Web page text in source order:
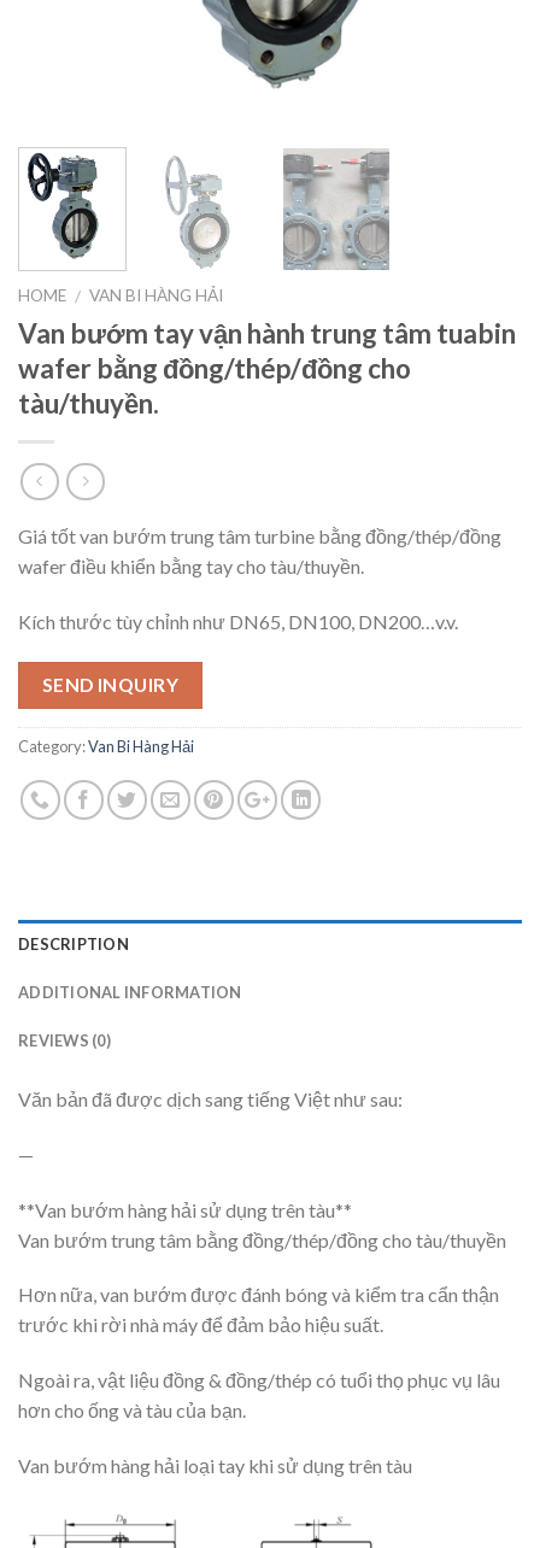
HOME / VAN BI HÀNG HẢI
Van bướm tay vận hành trung tâm tuabin
wafer bằng đồng/thép/đồng cho
tàu/thuyền.
Giá tốt van bướm trung tâm turbine bằng đồng/thép/đồng
wafer điều khiển bằng tay cho tàu/thuyền.
Kích thước tùy chỉnh như DN65, DN100, DN200…v.v.
SEND INQUIRY
Category:Van Bi Hàng Hải
DESCRIPTION
ADDITIONAL INFORMATION
REVIEWS (0)
Văn bản đã được dịch sang tiếng Việt như sau:
—
**Van bướm hàng hải sử dụng trên tàu**
Van bướm trung tâm bằng đồng/thép/đồng cho tàu/thuyền
Hơn nữa, van bướm được đánh bóng và kiểm tra cẩn thận
trước khi rời nhà máy để đảm bảo hiệu suất.
Ngoài ra, vật liệu đồng & đồng/thép có tuổi thọ phục vụ lâu
hơn cho ống và tàu của bạn.
Van bướm hàng hải loại tay khi sử dụng trên tàu